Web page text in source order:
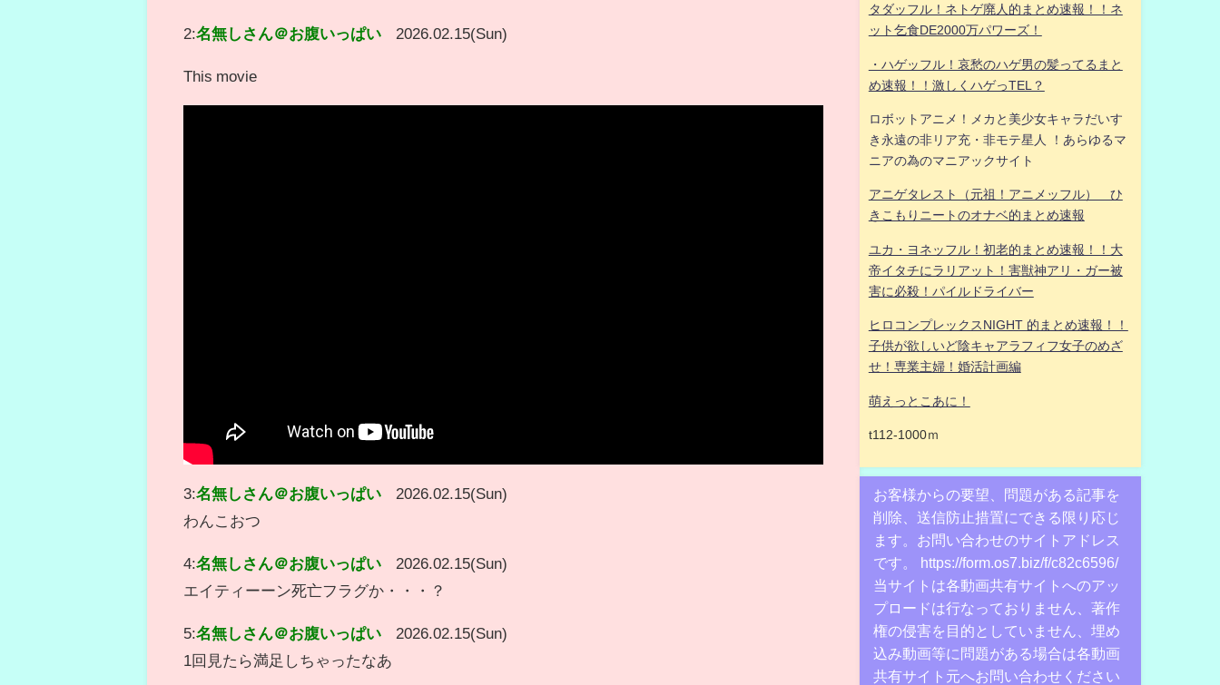
2:名無しさん＠お腹いっぱい 2026.02.15(Sun)
This movie
3:名無しさん＠お腹いっぱい
2026.02.15(Sun)
わんこおつ
4:名無しさん＠お腹いっぱい
2026.02.15(Sun)
エイティーーン死亡フラグか・・・？
5:名無しさん＠お腹いっぱい
2026.02.15(Sun)
1回見たら満足しちゃったなあ
タダッフル！ネトゲ廃人的まとめ速報！！ネ
ット乞食DE2000万パワーズ！
・ハゲッフル！哀愁のハゲ男の髪ってるまと
め速報！！激しくハゲっTEL？
ロボットアニメ！メカと美少女キャラだいす
き永遠の非リア充・非モテ星人 ！あらゆるマ
ニアの為のマニアックサイト
アニゲタレスト（元祖！アニメッフル） ひ
きこもりニートのオナベ的まとめ速報
ユカ・ヨネッフル！初老的まとめ速報！！大
帝イタチにラリアット！害獣神アリ・ガー被
害に必殺！パイルドライバー
ヒロコンプレックスNIGHT 的まとめ速報！！
子供が欲しいど陰キャアラフィフ女子のめざ
せ！専業主婦！婚活計画編
萌えっとこあに！
t112-1000ｍ
お客様からの要望、問題がある記事を
削除、送信防止措置にできる限り応じ
ます。お問い合わせのサイトアドレス
です。 https://form.os7.biz/f/c82c6596/
当サイトは各動画共有サイトへのアッ
プロードは行なっておりません、著作
権の侵害を目的としていません、埋め
込み動画等に問題がある場合は各動画
共有サイト元へお問い合わせください